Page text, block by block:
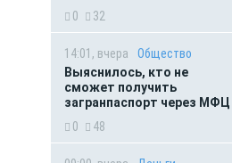
0
32
14:01, вчера
Общество
Выяснилось, кто не
сможет получить
загранпаспорт через МФЦ
0
48